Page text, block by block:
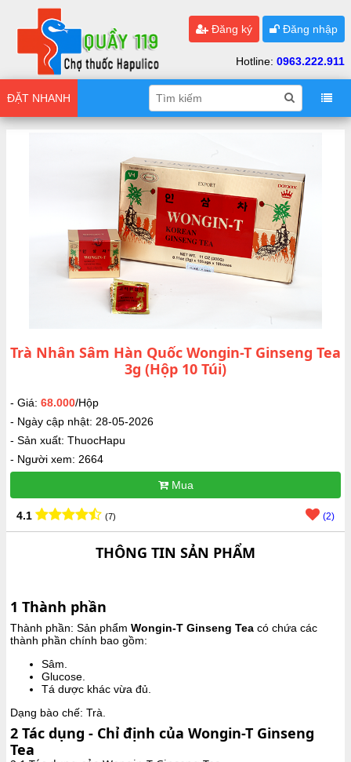
Đăng ký Đăng nhập
Hotline: 0963.222.911
ĐẶT NHANH
Trà Nhân Sâm Hàn Quốc Wongin-T Ginseng Tea
3g (Hộp 10 Túi)
- Giá: 68.000/Hộp
- Ngày cập nhật: 28-05-2026
- Sản xuất: ThuocHapu
- Người xem: 2664
Mua
4.1 (7) (2)
THÔNG TIN SẢN PHẨM
1 Thành phần
Thành phần: Sản phẩm Wongin-T Ginseng Tea có chứa các
thành phần chính bao gồm:
Sâm.
Glucose.
Tá dược khác vừa đủ.
Dạng bào chế: Trà.
2 Tác dụng - Chỉ định của Wongin-T Ginseng
Tea